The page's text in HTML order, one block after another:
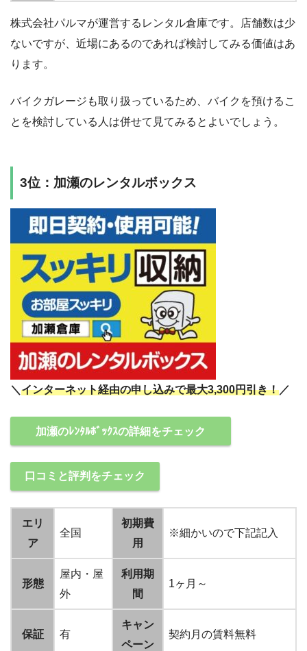
株式会社パルマが運営するレンタル倉庫です。店舗数は少
ないですが、近場にあるのであれば検討してみる価値はあ
ります。
バイクガレージも取り扱っているため、バイクを預けるこ
とを検討している人は併せて見てみるとよいでしょう。
3位：加瀬のレンタルボックス
＼ インターネット経由の申し込みで最大3,300円引き！／
加瀬のﾚﾝﾀﾙﾎﾞｯｸｽの詳細をチェック
口コミと評判をチェック
エリ
ア
全国
初期費
用
※細かいので下記記入
形態
屋内・屋
外
利用期
間
1ヶ月～
保証 有
キャン
ペーン
契約月の賃料無料